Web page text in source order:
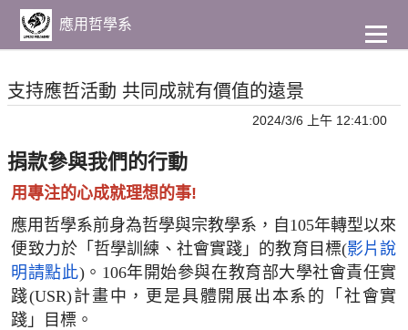
主
要
容
應用哲學系
支持應哲活動 共同成就有價值的遠景
2024/3/6 上午 12:41:00
捐款參與我們的行動
用專注的心成就理想的事!
應用哲學系前身為哲學與宗教學系，自105年轉型以來
便致力於「哲學訓練、社會實踐」的教育目標(影片說
明請點此)。 106年開始參與在教育部大學社會責任實
踐(USR)計畫中，更是具體開展出本系的「社會實
踐」目標。